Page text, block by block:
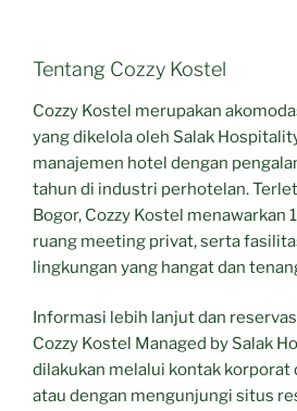
Tentang Cozzy Kostel
Cozzy Kostel merupakan
yang dikelola oleh Salak
manajemen hotel dengan
tahun di industri perhotelan.
Bogor, Cozzy Kostel menawarkan
ruang meeting privat, serta
lingkungan yang hangat dan
Informasi lebih lanjut dan
Cozzy Kostel Managed by Salak
dilakukan melalui kontak
atau dengan mengunjungi situs